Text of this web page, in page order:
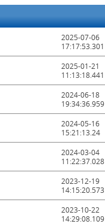
2025-07-06
17:17:53.301
2025-01-21
11:13:18.441
2024-06-18
19:34:36.959
2024-05-16
15:21:13.24
2024-03-04
11:22:37.028
2023-12-19
14:15:20.573
2023-10-22
14:29:08.109